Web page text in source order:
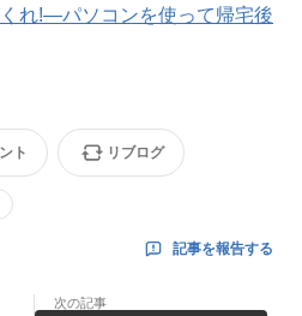
れ!―パソコンを使って帰宅後
ト リブログ
記事を報告する
次の記事